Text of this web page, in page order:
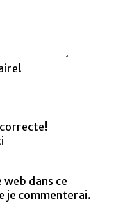
dans ce
je commenterai.